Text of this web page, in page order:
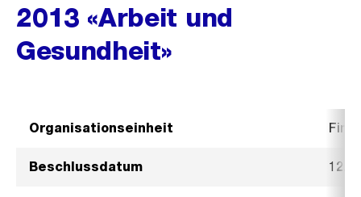
2013 «Arbeit und
Gesundheit»
Organisationseinheit
Beschlussdatum 12.